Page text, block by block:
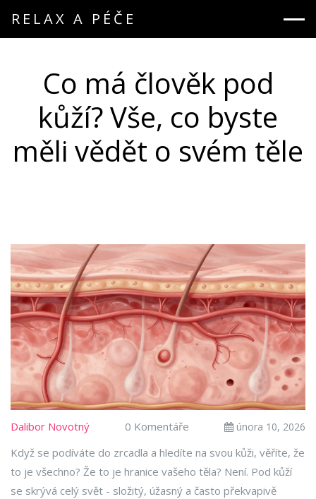
RELAX A PÉČE
Co má člověk pod
kůží? Vše, co byste
měli vědět o svém těle
Dalibor Novotný 0 Komentáře února 10, 2026
Když se podíváte do zrcadla a hledíte na svou kůži, věříte, že
to je všechno? Že to je hranice vašeho těla? Není. Pod kůží
se skrývá celý svět - složitý, úžasný a často překvapivě